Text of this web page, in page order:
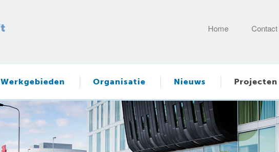
Home Contact
Werkgebieden Organisatie Nieuws Projecten